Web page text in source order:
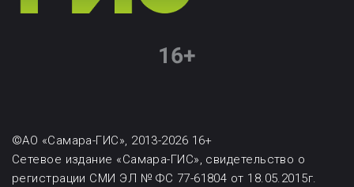
©АО «Самара-ГИС», 2013-2026 16+
Сетевое издание «Самара-ГИС», свидетельство о
регистрации СМИ ЭЛ № ФС 77-61804 от 18.05.2015г.